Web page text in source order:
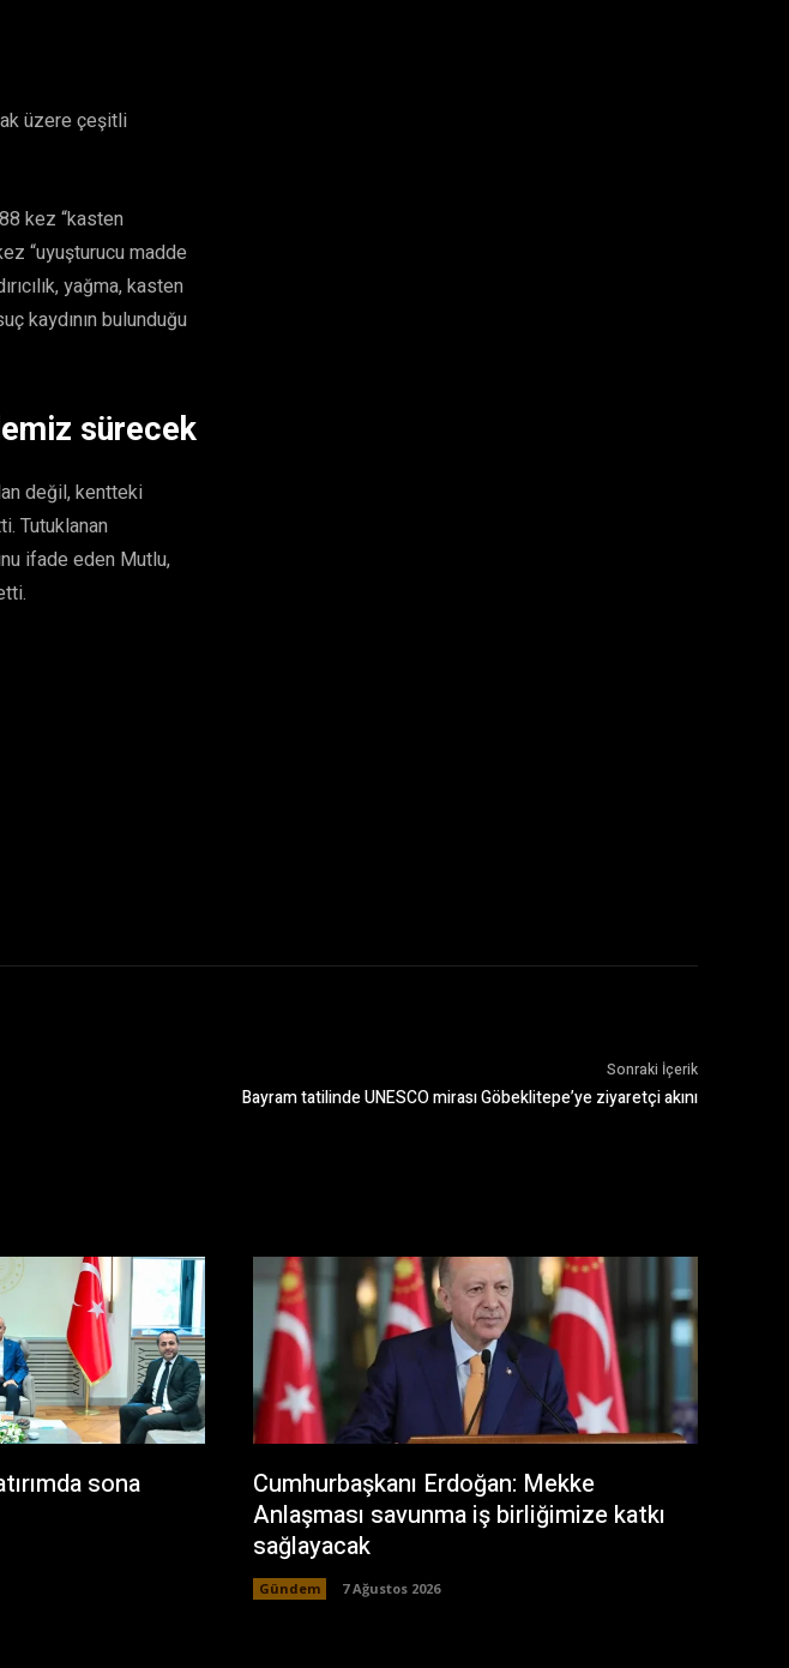
üzere çeşitli
kez “kasten
“uyuşturucu madde
yağma, kasten
kaydının bulunduğu
sürecek
değil, kentteki
Tutuklanan
ifade eden Mutlu,
Sonraki İçerik
Bayram tatilinde UNESCO mirası Göbeklitepe’ye ziyaretçi akını
sona
Cumhurbaşkanı Erdoğan: Mekke
Anlaşması savunma iş birliğimize katkı
sağlayacak
Gündem 7 Ağustos 2026